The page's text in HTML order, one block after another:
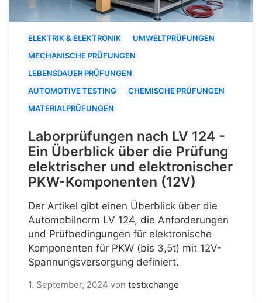
ELEKTRIK & ELEKTRONIK
UMWELTPRÜFUNGEN
MECHANISCHE PRÜFUNGEN
LEBENSDAUER PRÜFUNGEN
AUTOMOTIVE TESTING
CHEMISCHE PRÜFUNGEN
MATERIALPRÜFUNGEN
Laborprüfungen nach LV 124 -
Ein Überblick über die Prüfung
elektrischer und elektronischer
PKW-Komponenten (12V)
Der Artikel gibt einen Überblick über die
Automobilnorm LV 124, die Anforderungen
und Prüfbedingungen für elektronische
Komponenten für PKW (bis 3,5t) mit 12V-
Spannungsversorgung definiert.
1. September, 2024 von testxchange